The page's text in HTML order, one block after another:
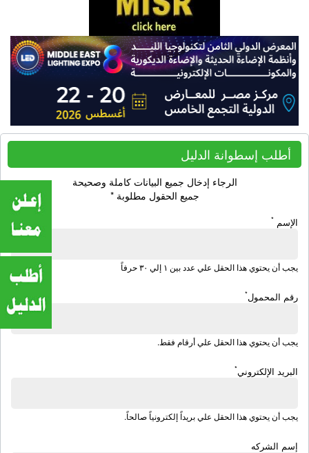
أطلب إسطوانة الدليل
الرجاء إدخال جميع البيانات كاملة وصحيحة
جميع الحقول مطلوبة *
الإسم *
يجب أن يحتوي هذا الحقل علي عدد بين ١ إلي ٣٠ حرفاً
رقم المحمول*
يجب أن يحتوي هذا الحقل علي أرقام فقط.
البريد الإلكتروني*
يجب أن يحتوي هذا الحقل علي بريداً إلكترونياً صالحاً.
إسم الشركه